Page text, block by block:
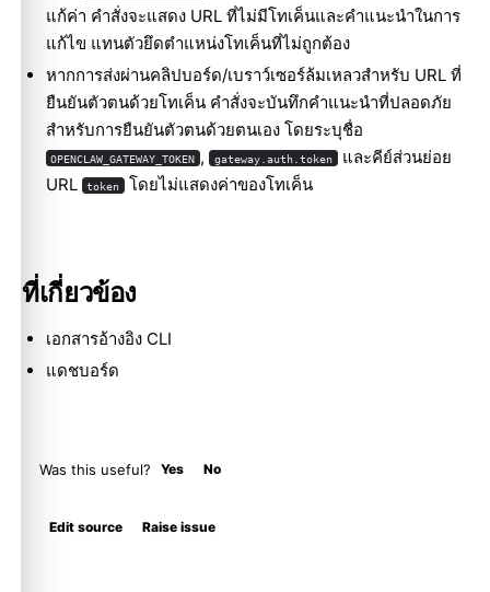
แก้ค่า คำสั่งจะแสดง URL ที่ไม่มีโทเค็นและคำแนะนำในการ
แก้ไข แทนตัวยึดตำแหน่งโทเค็นที่ไม่ถูกต้อง
หากการส่งผ่านคลิปบอร์ด/เบราว์เซอร์ล้มเหลวสำหรับ URL ที่
ยืนยันตัวตนด้วยโทเค็น คำสั่งจะบันทึกคำแนะนำที่ปลอดภัย
สำหรับการยืนยันตัวตนด้วยตนเอง โดยระบุชื่อ
OPENCLAW_GATEWAY_TOKEN , gateway.auth.token และคีย์ส่วนย่อย
URL
token โดยไม่แสดงค่าของโทเค็น
ที่เกี่ยวข้อง
เอกสารอ้างอิง CLI
แดชบอร์ด
Was this useful? Yes No
Edit source Raise issue